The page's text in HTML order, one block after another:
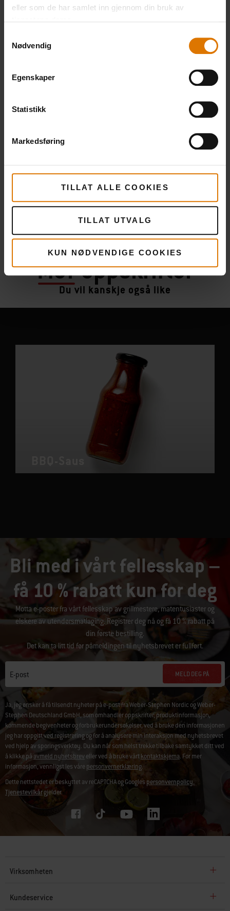
eller som de har samlet inn gjennom din bruk av
Nødvendig
Egenskaper
Statistikk
Markedsføring
TILLAT ALLE COOKIES
TILLAT UTVALG
KUN NØDVENDIGE COOKIES
Meroppskrifter
Du vil kanskje også like
Bli med i vårt fellesskap –
få 10 % rabatt kun for deg
Motta e-poster fra vårt fellesskap av grillmestere, matentusiaster og
elskere av utendørsmatlaging. Registrer deg nå og få 10 % rabatt på
din første bestilling.
Det kan ta litt tid før påmeldingen til nyhetsbrevet er fullført.
E-post MELD DEG PÅ
Ja, jeg ønsker å få tilsendt nyheter på e-post fra Weber-Stephen Nordic og Weber-
Stephen Deutschland GmbH, som omhandler oppskrifter, produktinformasjon,
kommende begivenheter og forbrukerundersøkelser, ved å bruke den informasjonen
jeg har oppgitt ved registrering og for å analysere min interaksjon med nyhetsbrevet
ved hjelp av sporingsverktøy. Du kan når som helst trekke tilbake samtykket ditt ved
å klikke påavmeld nyhetsbreveller ved å bruke vårtkontaktskjema. For mer
informasjon, vennligst les vårepersonvernerklæring.
Dette nettstedet er beskyttet av reCAPTCHA og Googlespersonvernpolicy.
Tjenestevilkårgjelder.
Virksomheten
Kundeservice